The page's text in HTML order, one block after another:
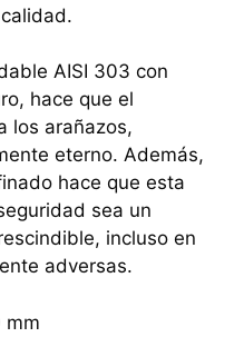
AISI 303 con
hace que el
los arañazos,
eterno. Además,
hace que esta
sea un
incluso en
adversas.
mm